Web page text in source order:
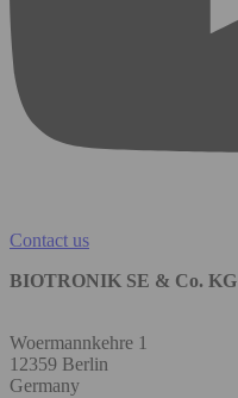
Contact us
BIOTRONIK SE & Co. KG
Woermannkehre 1
12359 Berlin
Germany